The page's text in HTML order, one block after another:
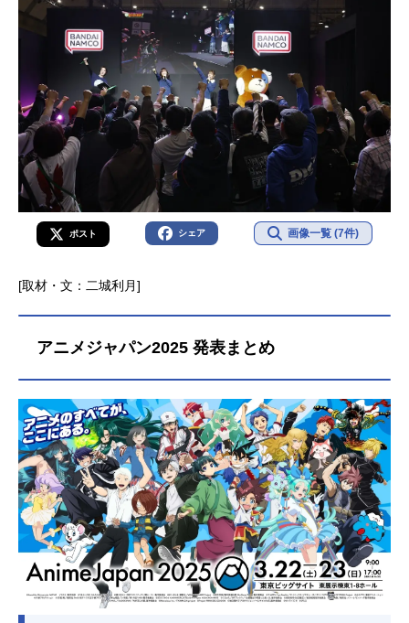
ポスト シェア 画像一覧 (7件)
[取材・文：二城利月]
アニメジャパン2025 発表まとめ